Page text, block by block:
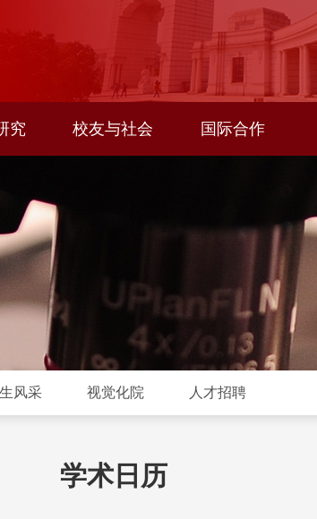
究 校友与社会 国际合作
风采 视觉化院 人才招聘
学术日历